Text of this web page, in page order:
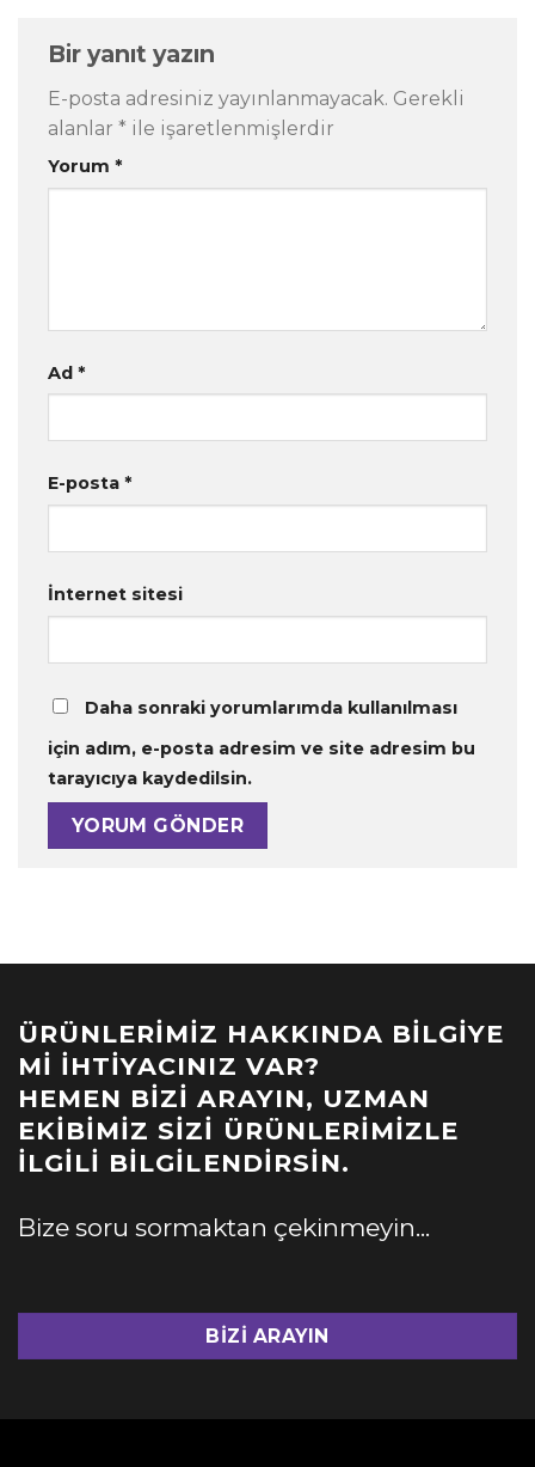
Bir yanıt yazın
E-posta adresiniz yayınlanmayacak. Gerekli
alanlar * ile işaretlenmişlerdir
Yorum *
Ad *
E-posta *
İnternet sitesi
Daha sonraki yorumlarımda kullanılması
için adım, e-posta adresim ve site adresim bu
tarayıcıya kaydedilsin.
ÜRÜNLERIMIZ HAKKINDA BILGIYE
MI İHTIYACINIZ VAR?
HEMEN BIZI ARAYIN, UZMAN
EKIBIMIZ SIZI ÜRÜNLERIMIZLE
İLGILI BILGILENDIRSIN.
Bize soru sormaktan çekinmeyin...
BIZI ARAYIN